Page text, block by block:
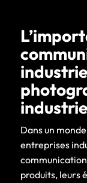
Dans un
entreprises
produits, leurs